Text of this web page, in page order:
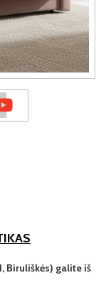
Biruliškės) galite iš